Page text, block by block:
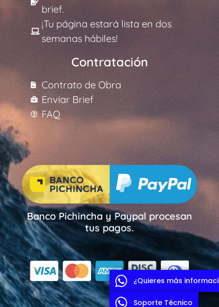
brief.
¡Tu página estará lista en dos
semanas hábiles!
Contratación
Contrato de Obra
Enviar Brief
FAQ
Banco Pichincha y Paypal procesan
tus pagos.
¿Quieres más
Soporte Técnico